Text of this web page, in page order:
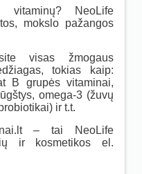
vitaminų? NeoLife
mokslo pažangos
visas žmogaus
tokias kaip:
B grupės vitaminai,
omega-3 (žuvų
ir t.t.
– tai NeoLife
ir kosmetikos el.